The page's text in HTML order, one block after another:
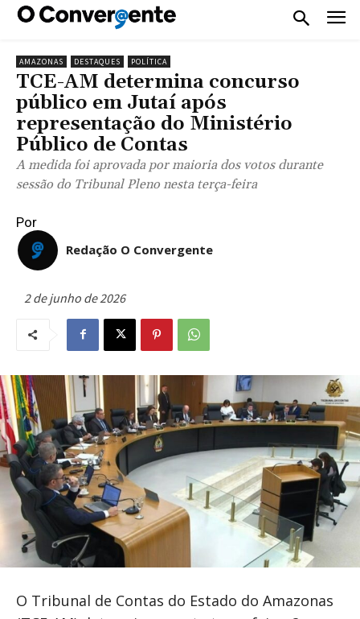
AMAZONAS DESTAQUES POLÍTICA
TCE-AM determina concurso
público em Jutaí após
representação do Ministério
Público de Contas
A medida foi aprovada por maioria dos votos durante
sessão do Tribunal Pleno nesta terça-feira
Por
Redação O Convergente
2 de junho de 2026
O Tribunal de Contas do Estado do Amazonas